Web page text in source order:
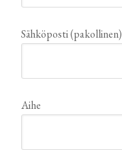
Sähköposti (pakollinen)
Aihe